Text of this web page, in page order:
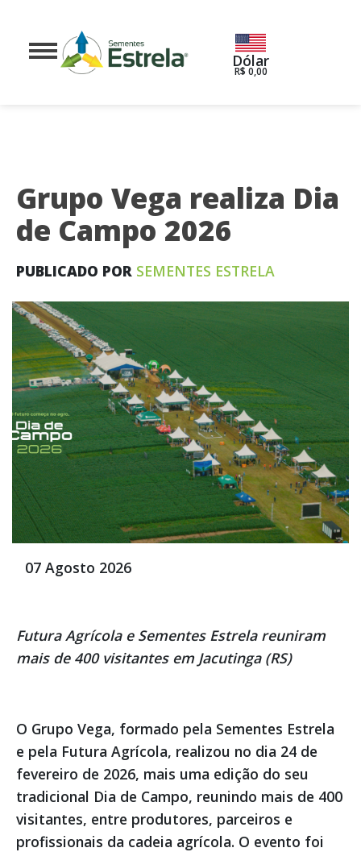
Dólar
R$ 0,00
Grupo Vega realiza Dia
de Campo 2026
PUBLICADO POR SEMENTES ESTRELA
07 Agosto 2026
Futura Agrícola e Sementes Estrela reuniram
mais de 400 visitantes em Jacutinga (RS)
O Grupo Vega, formado pela Sementes Estrela
e pela Futura Agrícola, realizou no dia 24 de
fevereiro de 2026, mais uma edição do seu
tradicional Dia de Campo, reunindo mais de 400
visitantes, entre produtores, parceiros e
profissionais da cadeia agrícola. O evento foi